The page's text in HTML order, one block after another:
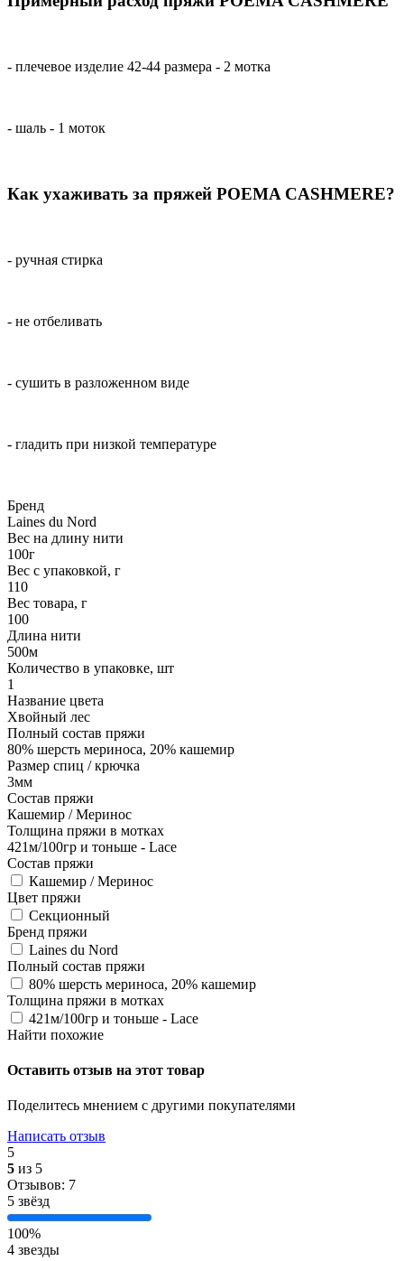
- плечевое изделие 42-44 размера - 2 мотка
- шаль - 1 моток
Как ухаживать за пряжей POEMA CASHMERE?
- ручная стирка
- не отбеливать
- сушить в разложенном виде
- гладить при низкой температуре
Бренд
Laines du Nord
Вес на длину нити
100г
Вес с упаковкой, г
110
Вес товара, г
100
Длина нити
500м
Количество в упаковке, шт
1
Название цвета
Хвойный лес
Полный состав пряжи
80% шерсть мериноса, 20% кашемир
Размер спиц / крючка
3мм
Состав пряжи
Кашемир / Меринос
Толщина пряжи в мотках
421м/100гр и тоньше - Lace
Состав пряжи
Кашемир / Меринос
Цвет пряжи
Секционный
Бренд пряжи
Laines du Nord
Полный состав пряжи
80% шерсть мериноса, 20% кашемир
Толщина пряжи в мотках
421м/100гр и тоньше - Lace
Найти похожие
Оставить отзыв на этот товар
Поделитесь мнением с другими покупателями
Написать отзыв
5
5 из 5
Отзывов: 7
5 звёзд
100%
4 звезды